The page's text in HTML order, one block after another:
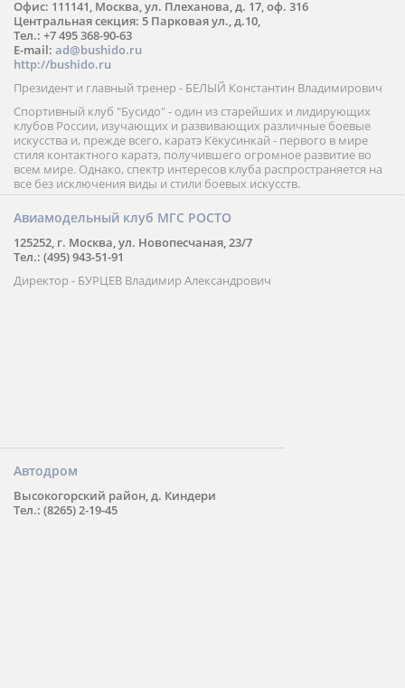
Офис: 111141, Москва, ул. Плеханова, д. 17, оф. 316
Центральная секция: 5 Парковая ул., д.10,
Тел.: +7 495 368-90-63
E-mail: ad@bushido.ru
http://bushido.ru
Президент и главный тренер - БЕЛЫЙ Константин Владимирович
Спортивный клуб "Бусидо" - один из старейших и лидирующих
клубов России, изучающих и развивающих различные боевые
искусства и, прежде всего, каратэ Кёкусинкай - первого в мире
стиля контактного каратэ, получившего огромное развитие во
всем мире. Однако, спектр интересов клуба распространяется на
все без исключения виды и стили боевых искусств.
Авиамодельный клуб МГС РОСТО
125252, г. Москва, ул. Новопесчаная, 23/7
Тел.: (495) 943-51-91
Директор - БУРЦЕВ Владимир Александрович
Автодром
Высокогорский район, д. Киндери
Тел.: (8265) 2-19-45